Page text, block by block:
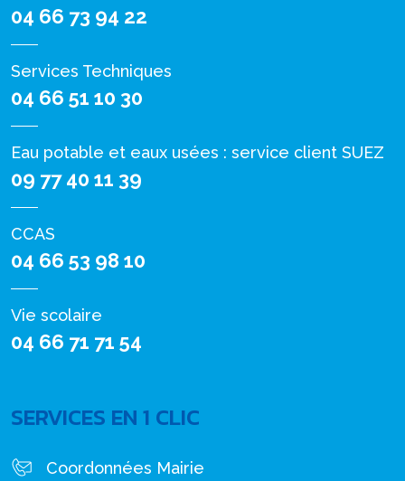
04 66 73 94 22
Services Techniques
04 66 51 10 30
Eau potable et eaux usées : service client SUEZ
09 77 40 11 39
CCAS
04 66 53 98 10
Vie scolaire
04 66 71 71 54
SERVICES EN 1 CLIC
Coordonnées Mairie